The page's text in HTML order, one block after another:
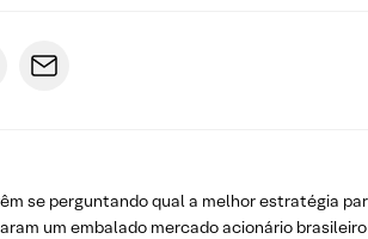
se perguntando qual a melhor estratégia
um embalado mercado acionário